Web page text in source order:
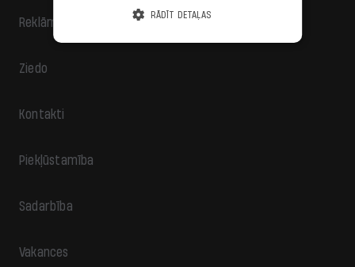
Reklāma
Ziedo
Kontakti
Piekļūstamība
Sadarbība
Vakances
RĀDĪT DETAĻAS